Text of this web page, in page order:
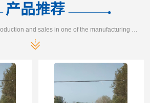
产品推荐